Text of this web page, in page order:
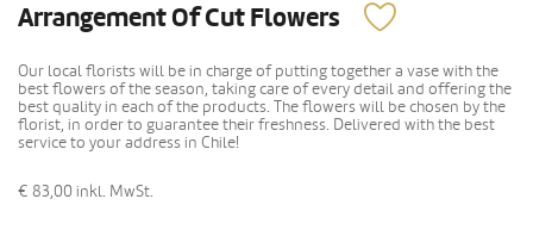
Arrangement Of Cut Flowers
Our local florists will be in charge of putting together a vase with the
best flowers of the season, taking care of every detail and offering the
best quality in each of the products. The flowers will be chosen by the
florist, in order to guarantee their freshness. Delivered with the best
service to your address in Chile!
€ 83,00 inkl. MwSt.